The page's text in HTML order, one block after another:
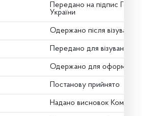
Передано на підпис Голові
України
Одержано після візування
Передано для візування в
Одержано для оформлення
Постанову прийнято
Надано висновок Комітету